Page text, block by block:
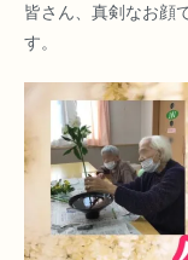
皆さん、真剣なお顔
す。